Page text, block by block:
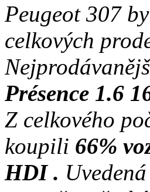
Peugeot 307
celkových
Présence 1.6
Z celkového
koupili 66%
HDI .